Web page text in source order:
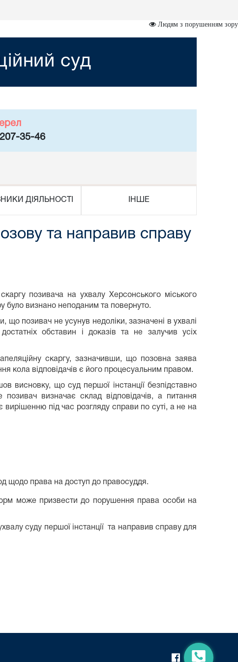
Людям з порушенням зору
суд
35-46
ДІЯЛЬНОСТІ ІНШЕ
та направив справу
позивача на ухвалу Херсонського міського
було визнано неподаним та повернуто.
що позивач не усунув недоліки, зазначені в ухвалі
обставин і доказів та не залучив усіх
скаргу, зазначивши, що позовна заява
кола відповідачів є його процесуальним правом.
висновку, що суд першої інстанції безпідставно
визначає склад відповідачів, а питання
вирішенню під час розгляду справи по суті, а не на
щодо права на доступ до правосуддя.
може призвести до порушення права особи на
суду першої інстанції та направив справу для